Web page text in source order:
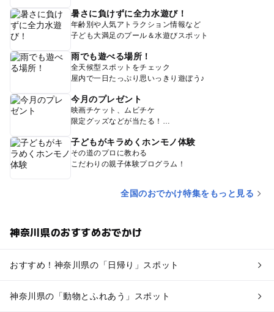
暑さに負けずに全力水遊び！
年齢別や人気アトラクション情報など
子ども大満足のプール＆水遊びスポット
雨でも遊べる場所！
全天候型スポットをチェック
屋内で一日たっぷり思いっきり遊ぼう♪
今月のプレゼント
映画チケット、ムビチケ
限定グッズなどが当たる！
子どもがキラめくホンモノ体験
その道のプロに教わる
こだわりの親子体験プログラム！
全国のおでかけ特集をもっと見る
神奈川県のおすすめおでかけ
おすすめ！神奈川県の「日帰り」スポット
神奈川県の「動物とふれあう」スポット